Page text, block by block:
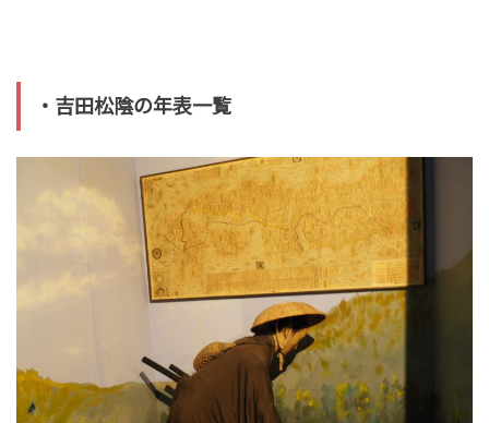
・吉田松陰の年表一覧